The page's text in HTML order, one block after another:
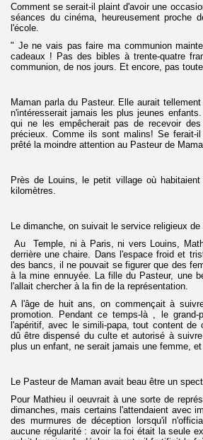
Comment se serait-il plaint d'avoir une
séances du cinéma, heureusement proche
l'école.
" Je ne vais pas faire ma communion
cadeaux ! Pas des bibles à trente-quatre
communion, de nos jours. Et encore, pas
Maman parla du Pasteur. Elle aurait
n'intéresserait jamais les plus jeunes
qui ne les empêcherait pas de recevoir
précieux. Comme ils sont malins! Se
prêté la moindre attention au Pasteur de
Près de Louins, le petit village où
kilomètres.
Le dimanche, on suivait le service religieux
Au Temple, ni à Paris, ni vers Louins,
derrière une chaire. Dans l'espace froid et
des bancs, il ne pouvait se figurer que des
à la mine ennuyée. La fille du Pasteur, une
l'allait chercher à la fin de la représentation.
A l'âge de huit ans, on commençait à
promotion. Pendant ce temps-là , le
l'apéritif, avec le simili-papa, tout content de
dû être dispensé du culte et autorisé à
plus un enfant, ne serait jamais une femme,
Le Pasteur de Maman avait beau être un
Pour Mathieu il oeuvrait à une sorte de
dimanches, mais certains l'attendaient avec
des murmures de déception lorsqu'il
aucune régularité : avoir la foi était la seule